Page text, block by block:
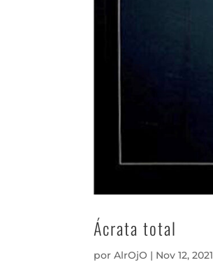
Ácrata total
porAlrOjO | Nov 12, 2021